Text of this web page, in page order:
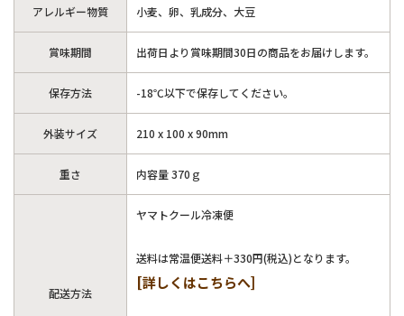
アレルギー物質 小麦、卵、乳成分、大豆
賞味期間 出荷日より賞味期間30日の商品をお届けします。
保存方法 -18℃以下で保存してください。
外装サイズ 210 x 100 x 90mm
重さ 内容量 370ｇ
配送方法
ヤマトクール冷凍便
送料は常温便送料＋330円(税込)となります。
[詳しくはこちらへ]